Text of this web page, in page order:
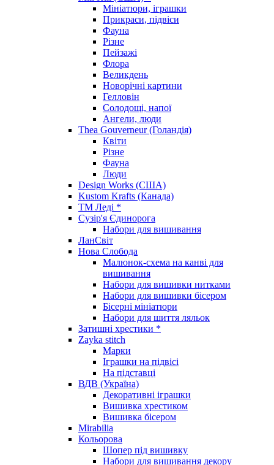
Мініатюри, іграшки
Прикраси, підвіси
Фауна
Різне
Пейзажі
Флора
Великдень
Новорічні картини
Гелловін
Солодощі, напої
Ангели, люди
Thea Gouverneur (Голандія)
Квіти
Різне
Фауна
Люди
Design Works (США)
Kustom Krafts (Канада)
ТМ Леді *
Сузір'я Єдинорога
Набори для вишивання
ЛанСвіт
Нова Слобода
Малюнок-схема на канві для
вишивання
Набори для вишивки нитками
Набори для вишивки бісером
Бісерні мініатюри
Набори для шиття ляльок
Затишні хрестики *
Zayka stitch
Марки
Іграшки на підвісі
На підставці
ВДВ (Україна)
Декоративні іграшки
Вишивка хрестиком
Вишивка бісером
Mirabilia
Кольорова
Шопер під вишивку
Набори для вишивання декору